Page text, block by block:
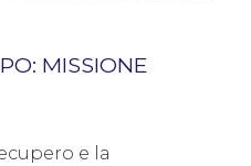
MISSIONE
e la